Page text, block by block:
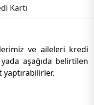
Kartı
ve aileleri kredi
aşağıda belirtilen